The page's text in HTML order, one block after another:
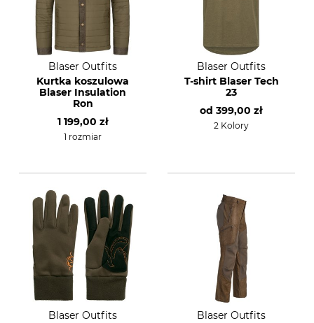
Blaser Outfits
Kurtka koszulowa
Blaser Insulation
Ron
1 199,00 zł
1 rozmiar
Blaser Outfits
T-shirt Blaser Tech
23
od 399,00 zł
2 Kolory
Blaser Outfits
Blaser Outfits